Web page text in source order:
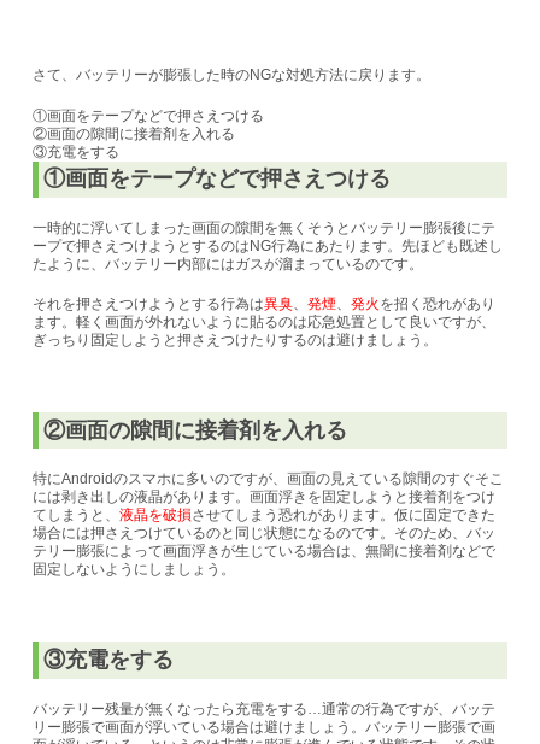
さて、バッテリーが膨張した時のNGな対処方法に戻ります。
①画面をテープなどで押さえつける
②画面の隙間に接着剤を入れる
③充電をする
①画面をテープなどで押さえつける
一時的に浮いてしまった画面の隙間を無くそうとバッテリー膨張後にテ
ープで押さえつけようとするのはNG行為にあたります。先ほども既述し
たように、バッテリー内部にはガスが溜まっているのです。
それを押さえつけようとする行為は異臭、発煙、発火 を招く恐れがあり
ます。軽く画面が外れないように貼るのは応急処置として良いですが、
ぎっちり固定しようと押さえつけたりするのは避けましょう。
②画面の隙間に接着剤を入れる
特にAndroidのスマホに多いのですが、画面の見えている隙間のすぐそこ
には剥き出しの液晶があります。画面浮きを固定しようと接着剤をつけ
てしまうと、液晶を破損させてしまう恐れがあります。仮に固定できた
場合には押さえつけているのと 同じ状態になるのです。 そのため、バッ
テリー膨張によって画面浮きが生じている場合は、無闇に接着剤などで
固定しないようにしましょう。
③充電をする
バッテリー残量が無くなったら充電をする…通常の行為ですが、バッテ
リー膨張で画面が浮いている場合は避けましょう。 バッテリー膨張で画